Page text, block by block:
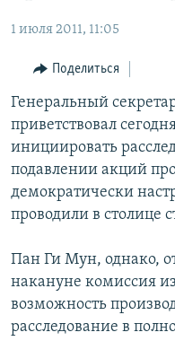
Вернутся
навигации
Вернутся
поиску
УЗБЕКИСТАН
ТАДЖИКИСТАН
ВОЙНА В УКРАИНЕ
НА ДРУГИХ ЯЗЫКАХ
ҚАЗАҚША
КЫРГЫЗЧА
ЎЗБЕКЧА
ТОҶИКӢ
TÜRKMENÇE
Все сайты РСЕ/РС
1 июля 2011, 11:05
Поделиться
Генеральный
приветствовал
инициировать
подавлении акций
демократически
проводили в столице
Пан Ги Мун, однако,
накануне комиссия
возможность
расследование в